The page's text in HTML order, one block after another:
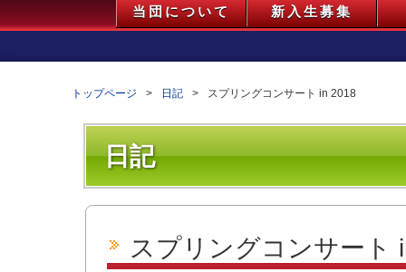
当団について 新入生募集
トップページ 日記 スプリングコンサート in 2018
日記
スプリングコンサート